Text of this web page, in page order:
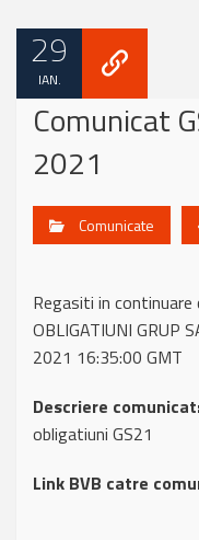
29
IAN.
Comunicat
2021
Comunicate
Regasiti in
OBLIGATIUNI GRUP
2021 16:35:00 GMT
Descriere
obligatiuni GS21
Link BVB catre